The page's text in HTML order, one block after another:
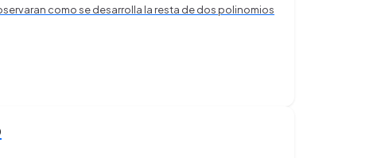
como se desarrolla la resta de dos polinomios